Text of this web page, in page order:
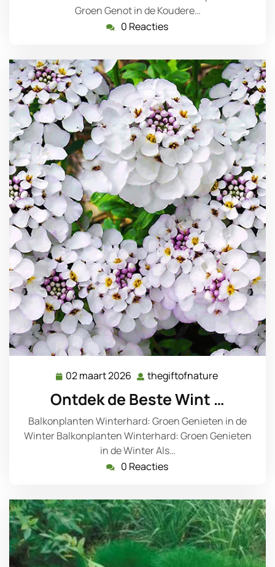
Groen Genot in de Koudere…
0 Reacties
02 maart 2026 02
maart
2026
thegiftofnature
Ontdek de Beste Wint …
Balkonplanten Winterhard: Groen Genieten in de
Winter Balkonplanten Winterhard: Groen Genieten
in de Winter Als…
0 Reacties